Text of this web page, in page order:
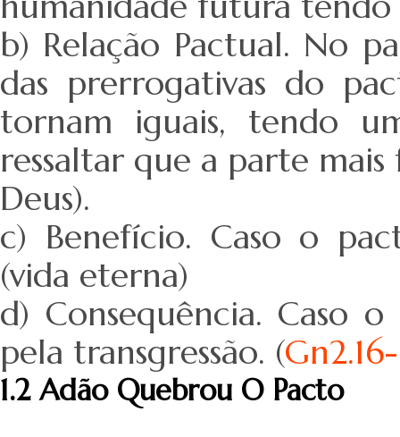
b) Relação Pactual. No
das prerrogativas do
tornam iguais, tendo
ressaltar que a parte
Deus).
c) Benefício. Caso o
(vida eterna)
d) Consequência. Caso
pela transgressão. (
1.2 Adão Quebrou O Pacto